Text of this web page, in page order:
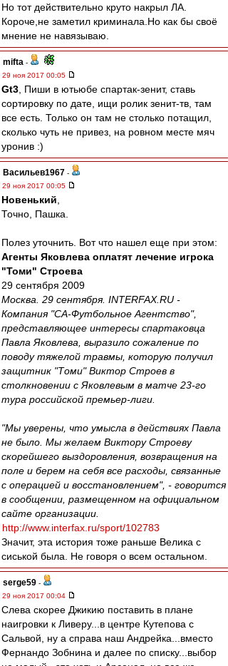
Но тот действительно круто накрыл ЛА.
Короче,не заметил криминала.Но как бы своё
мнение не навязываю.
mifta -
29 ноя 2017 00:05
Gt3 , Пиши в ютьюбе спартак-зенит, ставь
сортировку по дате, ищи ролик зенит-тв, там
все есть. Только он там не столько потащил,
сколько чуть не привез, на ровном месте мяч
уронив :)
Васильев1967 -
29 ноя 2017 00:05
Новенький
Точно, Пашка.
Полез уточнить. Вот что нашел еще при этом:
Агенты Яковлева оплатят лечение игрока
"Томи" Строева
29 сентября 2009
Москва. 29 сентября. INTERFAX.RU -
Компания "СА-Футбольное Агентство",
представляющее интересы спартаковца
Павла Яковлева, выразило сожаление по
поводу тяжелой травмы, которую получил
защитник "Томи" Виктор Строев в
столкновении с Яковлевым в матче 23-го
тура российской премьер-лиги.
"Мы уверены, что умысла в действиях Павла
не было. Мы желаем Виктору Строеву
скорейшего выздоровления, возвращения на
поле и берем на себя все расходы, связанные
с операцией и восстановлением", - говорится
в сообщении, размещенном на официальном
сайте организации.
http://www.interfax.ru/sport/102783
Значит, эта история тоже раньше Велика с
сиськой была. Не говоря о всем остальном.
serge59 -
29 ноя 2017 00:04
Слева скорее Джикию поставить в плане
наигровки к Ливеру...в центре Кутепова с
Сальвой, ну а справа наш Андрейка...вместо
Фернандо Зобнина и далее по списку...выбор